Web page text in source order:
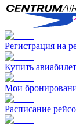
Регистрация на
Купить авиабилет
Мои
Расписание